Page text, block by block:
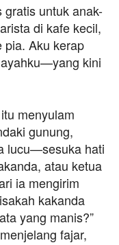
untuk anak-
di kafe kecil,
pia. Aku kerap
kini
menyulam
gunung,
lucu—sesuka hati
atau ketua
ia mengirim
kakanda
yang manis?”
fajar,